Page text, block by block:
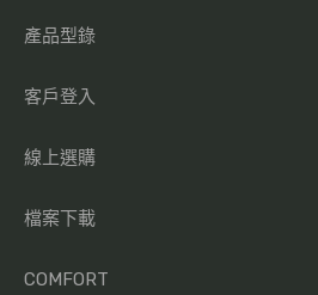
產品型錄
客戶登入
線上選購
檔案下載
COMFORT